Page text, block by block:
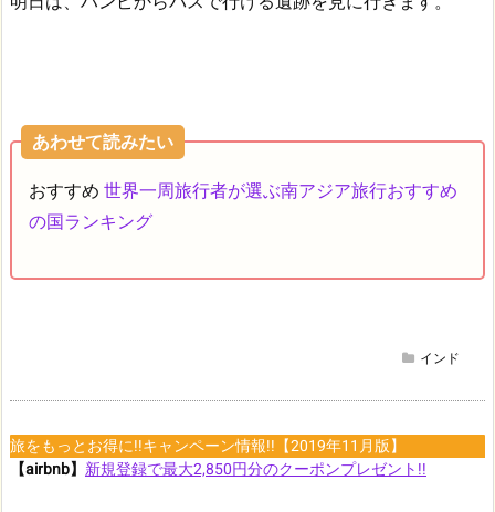
あわせて読みたい
おすすめ 世界一周旅行者が選ぶ南アジア旅行おすすめ
の国ランキング
インド
旅をもっとお得に!!キャンペーン情報!!【2019年11月版】
【airbnb】 新規登録で最大2,850円分のクーポンプレゼント!!